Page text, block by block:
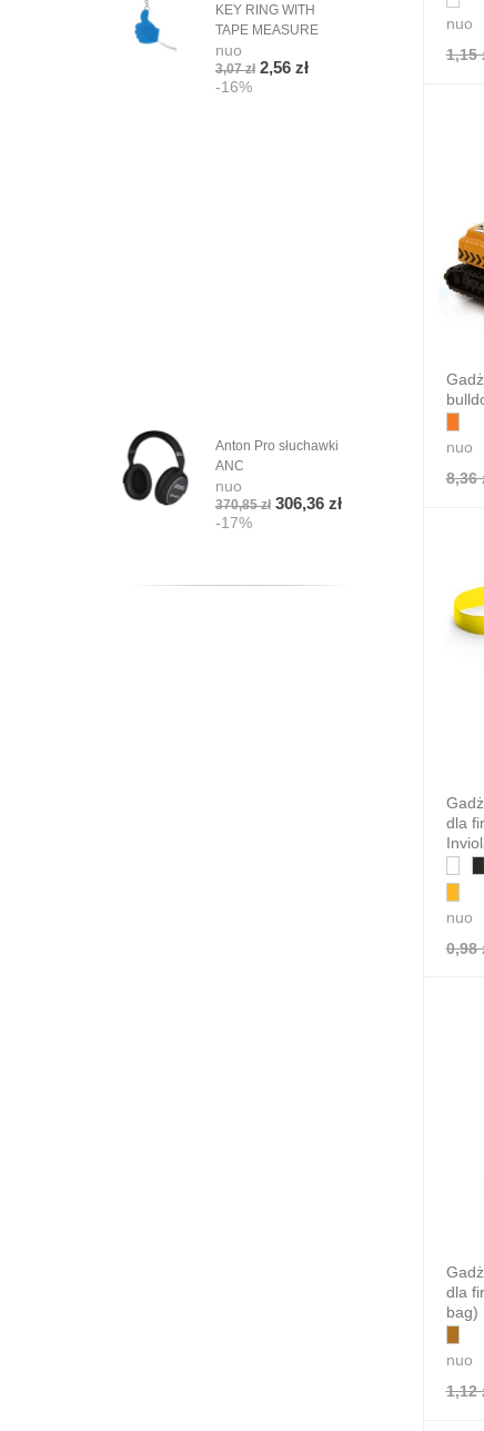
nuo
1,15
nuo
8,36
dla
nuo
0,98
dla
bag)
nuo
1,12
KEY RING WITH
TAPE MEASURE
nuo
3,07 zł 2,56 zł
-16%
Anton Pro słuchawki
ANC
nuo
370,85 zł 306,36 zł
-17%